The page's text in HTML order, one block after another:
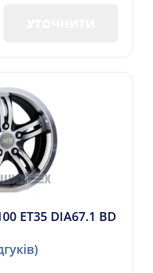
ET35 DIA67.1 BD